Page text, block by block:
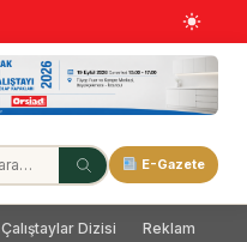
E-Gazete
Çalıştaylar Dizisi Reklam